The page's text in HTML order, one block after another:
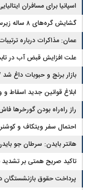
اسپانیا برای مسافران
گشایش گره‌های ۸ ساله زیرساختی پردیس با شتابدهی توسعه
عمان: مذاکرات درباره
دارد
علت افزایش قبض آب در
بازار برنج و حبوبات داغ
سوخت‌رسانی به فرسوده‌ها
راز راه‌راه بودن گورخرها
احتمال سفر ویتکاف و
هانتر بایدن: سرطان جو
تاکید صریح همتی بر تشدید
پرداخت حقوق بازنشستگان